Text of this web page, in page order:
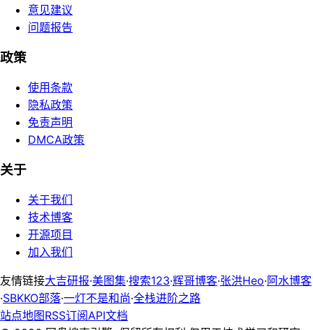
意见建议
问题报告
政策
使用条款
隐私政策
免责声明
DMCA政策
关于
关于我们
技术博客
开源项目
加入我们
友情链接大吉研报·美图集·搜索123·辉哥博客·张洪Heo·阿水博客
·SBKKO部落·一灯不是和尚·全栈进阶之路
站点地图RSS订阅API文档